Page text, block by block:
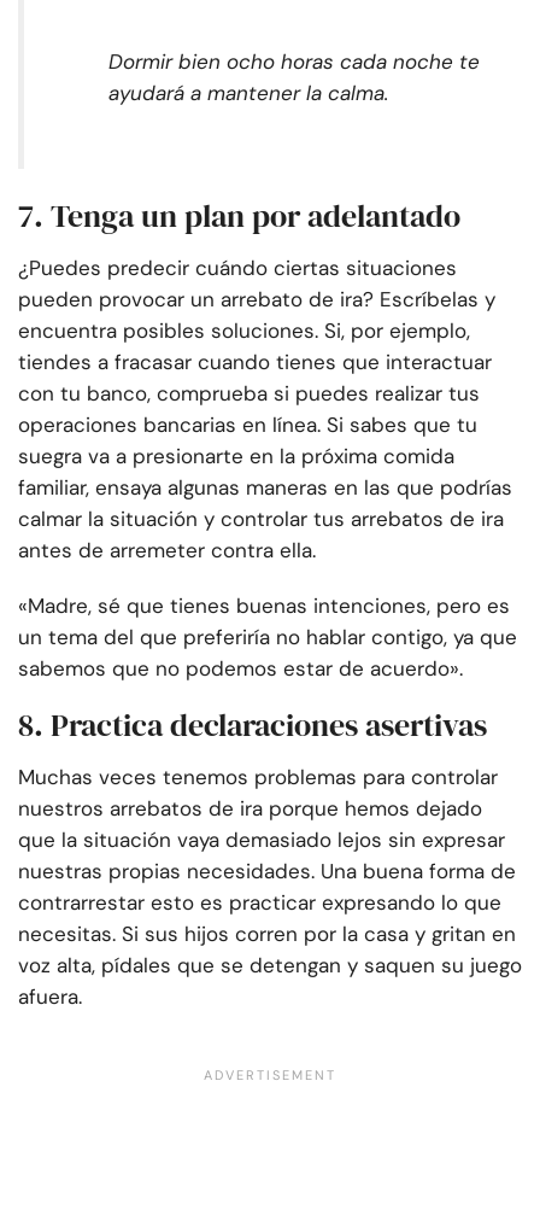
Dormir bien ocho horas cada noche te
ayudará a mantener la calma.
7. Tenga un plan por adelantado
¿Puedes predecir cuándo ciertas situaciones
pueden provocar un arrebato de ira? Escríbelas y
encuentra posibles soluciones. Si, por ejemplo,
tiendes a fracasar cuando tienes que interactuar
con tu banco, comprueba si puedes realizar tus
operaciones bancarias en línea. Si sabes que tu
suegra va a presionarte en la próxima comida
familiar, ensaya algunas maneras en las que podrías
calmar la situación y controlar tus arrebatos de ira
antes de arremeter contra ella.
«Madre, sé que tienes buenas intenciones, pero es
un tema del que preferiría no hablar contigo, ya que
sabemos que no podemos estar de acuerdo».
8. Practica declaraciones asertivas
Muchas veces tenemos problemas para controlar
nuestros arrebatos de ira porque hemos dejado
que la situación vaya demasiado lejos sin expresar
nuestras propias necesidades. Una buena forma de
contrarrestar esto es practicar expresando lo que
necesitas. Si sus hijos corren por la casa y gritan en
voz alta, pídales que se detengan y saquen su juego
afuera.